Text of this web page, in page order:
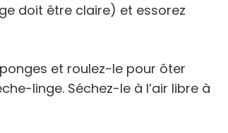
doit être claire) et essorez
et roulez-le pour ôter
linge. Séchez-le à l’air libre à